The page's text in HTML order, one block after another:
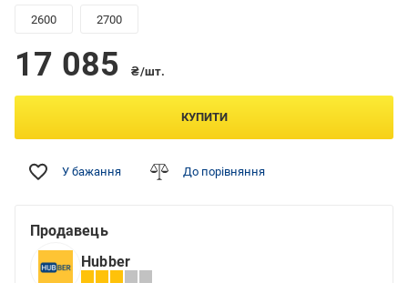
2600 2700
17 085 ₴/шт.
КУПИТИ
У бажання До порівняння
Продавець
Hubber